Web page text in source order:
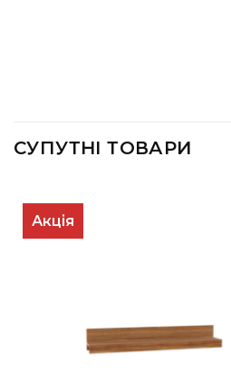
СУПУТНІ ТОВАРИ
Акція